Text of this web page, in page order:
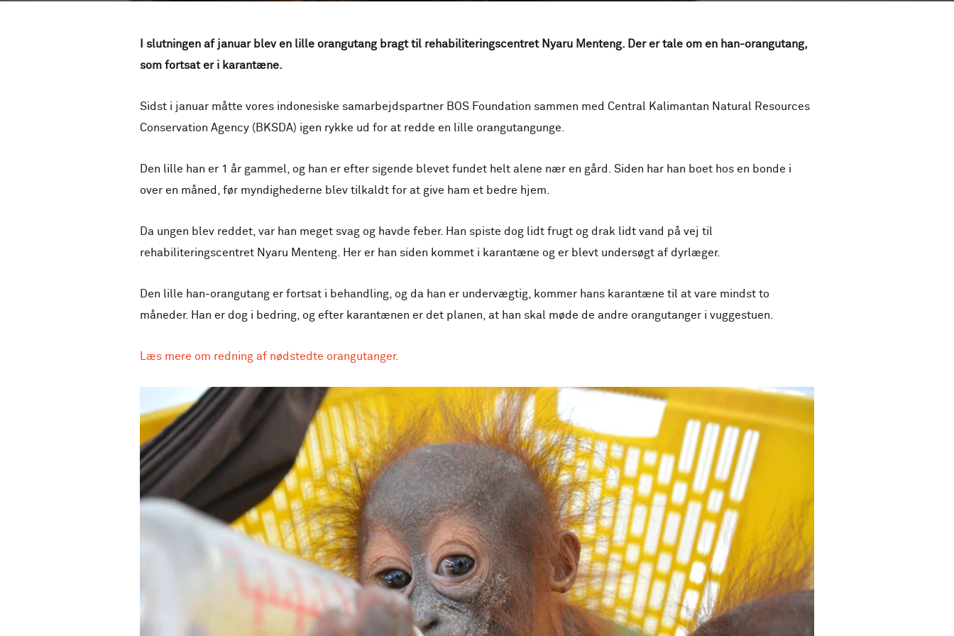
I slutningen af januar blev en lille orangutang bragt til rehabiliteringscentret Nyaru Menteng. Der er tale om en han-orangutang,
som fortsat er i karantæne.
Sidst i januar måtte vores indonesiske samarbejdspartner BOS Foundation sammen med Central Kalimantan Natural Resources
Conservation Agency (BKSDA) igen rykke ud for at redde en lille orangutangunge.
Den lille han er 1 år gammel, og han er efter sigende blevet fundet helt alene nær en gård. Siden har han boet hos en bonde i
over en måned, før myndighederne blev tilkaldt for at give ham et bedre hjem.
Da ungen blev reddet, var han meget svag og havde feber. Han spiste dog lidt frugt og drak lidt vand på vej til
rehabiliteringscentret Nyaru Menteng. Her er han siden kommet i karantæne og er blevt undersøgt af dyrlæger.
Den lille han-orangutang er fortsat i behandling, og da han er undervægtig, kommer hans karantæne til at vare mindst to
måneder. Han er dog i bedring, og efter karantænen er det planen, at han skal møde de andre orangutanger i vuggestuen.
Læs mere om redning af nødstedte orangutanger.